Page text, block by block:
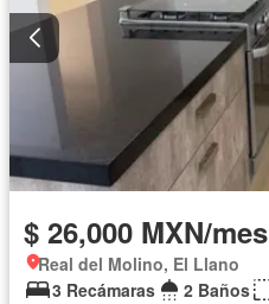
$ 26,000 MXN/mes
Real del Molino, El Llano
3 Recámaras
2 Baños